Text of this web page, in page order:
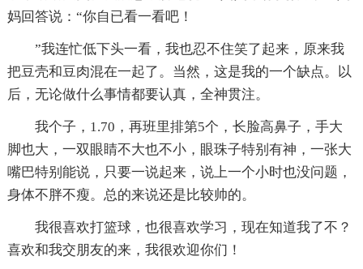
妈回答说：“你自已看一看吧！
”我连忙低下头一看，我也忍不住笑了起来，原来我
把豆壳和豆肉混在一起了。当然，这是我的一个缺点。以
后，无论做什么事情都要认真，全神贯注。
我个子，1.70，再班里排第5个，长脸高鼻子，手大
脚也大，一双眼睛不大也不小，眼珠子特别有神，一张大
嘴巴特别能说，只要一说起来，说上一个小时也没问题，
身体不胖不瘦。总的来说还是比较帅的。
我很喜欢打篮球，也很喜欢学习，现在知道我了不？
喜欢和我交朋友的来，我很欢迎你们！